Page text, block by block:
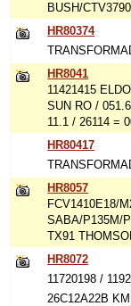
BUSH/
HR80374
HR8041
11421415
SUN RO /
11.1 / 26114 =
HR80417
HR8057
FCV1410E18/
SABA/P135M/
TX91
HR8072
11720198 /
26C12A22B